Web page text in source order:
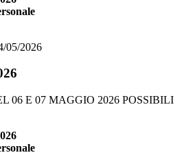
05/2026
06 E 07 MAGGIO 2026 POSSIBILI